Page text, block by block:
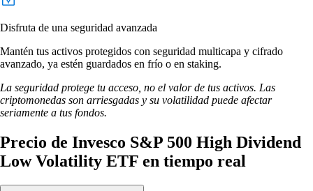
Disfruta de una seguridad avanzada
Mantén tus activos protegidos con seguridad multicapa y cifrado
avanzado, ya estén guardados en frío o en staking.
La seguridad protege tu acceso, no el valor de tus activos. Las
criptomonedas son arriesgadas y su volatilidad puede afectar
seriamente a tus fondos.
Precio de Invesco S&P 500 High Dividend
Low Volatility ETF en tiempo real